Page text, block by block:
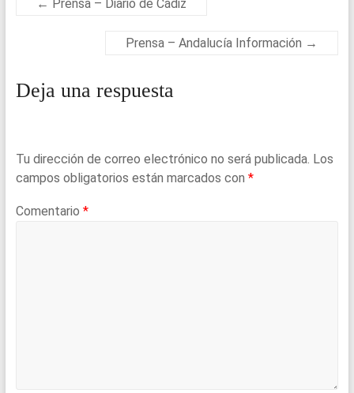
o
p
p
← Prensa – Diario de Cádiz
Prensa – Andalucía Información →
Deja una respuesta
Tu dirección de correo electrónico no será publicada. Los
campos obligatorios están marcados con *
Comentario *